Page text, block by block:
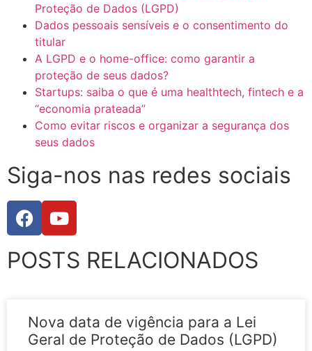
Proteção de Dados (LGPD)
Dados pessoais sensíveis e o consentimento do
titular
A LGPD e o home-office: como garantir a
proteção de seus dados?
Startups: saiba o que é uma healthtech, fintech e a
“economia prateada”
Como evitar riscos e organizar a segurança dos
seus dados
Siga-nos nas redes sociais
POSTS RELACIONADOS
Nova data de vigência para a Lei
Geral de Proteção de Dados (LGPD)